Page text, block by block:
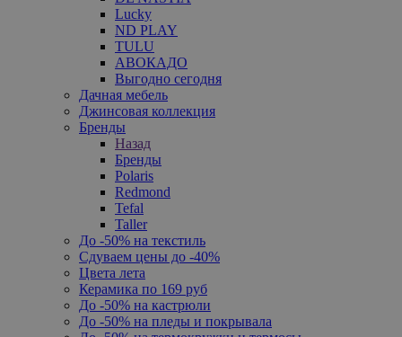
Lucky
ND PLAY
TULU
АВОКАДО
Выгодно сегодня
Дачная мебель
Джинсовая коллекция
Бренды
Назад
Бренды
Polaris
Redmond
Tefal
Taller
До -50% на текстиль
Сдуваем цены до -40%
Цвета лета
Керамика по 169 руб
До -50% на кастрюли
До -50% на пледы и покрывала